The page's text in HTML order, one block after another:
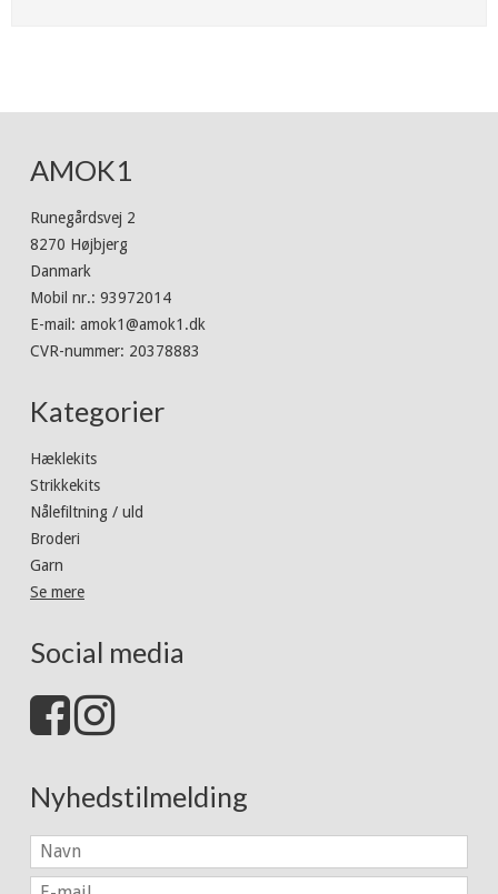
AMOK1
Runegårdsvej 2
8270 Højbjerg
Danmark
Mobil nr.: 93972014
E-mail : amok1@amok1.dk
CVR-nummer: 20378883
Kategorier
Hæklekits
Strikkekits
Nålefiltning / uld
Broderi
Garn
Se mere
Social media
Nyhedstilmelding